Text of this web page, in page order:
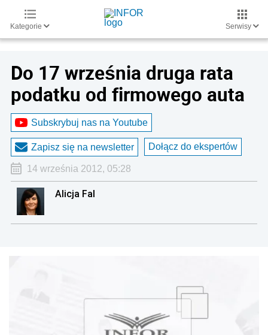
Kategorie Serwisy
Do 17 września druga rata
podatku od firmowego auta
Subskrybuj nas na Youtube
Zapisz się na newsletter Dołącz do ekspertów
14 września 2012, 05:28
Alicja Fal